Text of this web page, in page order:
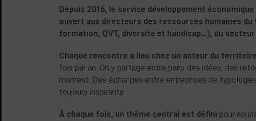
Depuis 2016, le service développement
ouvert aux directeurs des ressources humaines
formation, QVT, diversité et handicap…), du
Chaque rencontre a lieu chez un acteur du territoire
fois par an. On y partage entre pairs des idées, des
moment. Des échanges entre entreprises de
toujours inspirants.
À chaque fois, un thème central est défini pour